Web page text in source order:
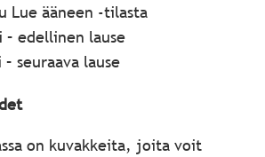
Lue ääneen -tilasta
– edellinen lause
seuraava lause
on kuvakkeita, joita voit